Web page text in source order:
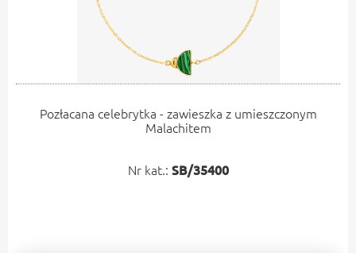
Pozłacana celebrytka - zawieszka z umieszczonym
Malachitem
Nr kat.: SB/35400